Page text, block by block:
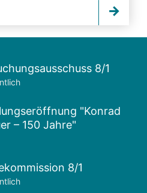
8/1
"Konrad
– 150 Jahre"
8/1